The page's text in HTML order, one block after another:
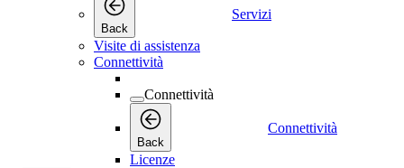
Back
Servizi
Visite di assistenza
Connettività
Connettività
Back
Connettività
Licenze